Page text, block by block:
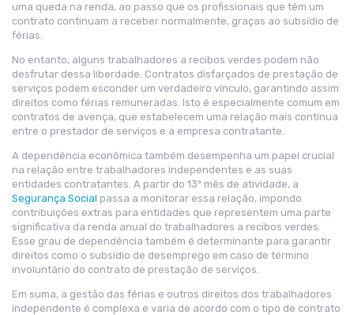
uma queda na renda, ao passo que os profissionais que têm um
contrato continuam a receber normalmente, graças ao subsídio de
férias.
No entanto, alguns trabalhadores a recibos verdes podem não
desfrutar dessa liberdade. Contratos disfarçados de prestação de
serviços podem esconder um verdadeiro vínculo, garantindo assim
direitos como férias remuneradas. Isto é especialmente comum em
contratos de avença, que estabelecem uma relação mais contínua
entre o prestador de serviços e a empresa contratante.
A dependência econômica também desempenha um papel crucial
na relação entre trabalhadores independentes e as suas
entidades contratantes. A partir do 13º mês de atividade, a
Segurança Social passa a monitorar essa relação, impondo
contribuições extras para entidades que representem uma parte
significativa da renda anual do trabalhadores a recibos verdes.
Esse grau de dependência também é determinante para garantir
direitos como o subsídio de desemprego em caso de término
involuntário do contrato de prestação de serviços.
Em suma, a gestão das férias e outros direitos dos trabalhadores
independente é complexa e varia de acordo com o tipo de contrato